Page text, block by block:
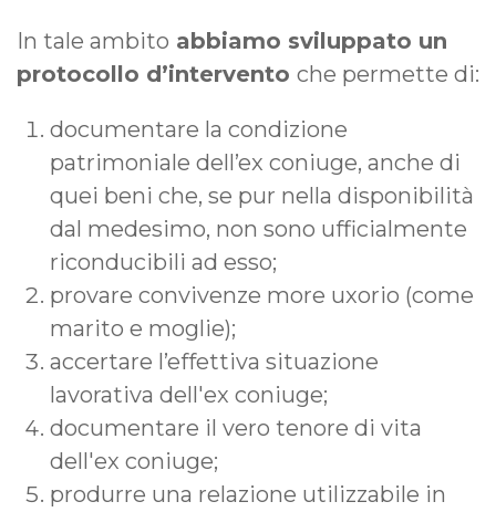
In tale ambito abbiamo sviluppato un
protocollo d’intervento che permette di:
documentare la condizione
patrimoniale dell’ex coniuge, anche di
quei beni che, se pur nella disponibilità
dal medesimo, non sono ufficialmente
riconducibili ad esso;
provare convivenze more uxorio (come
marito e moglie);
accertare l’effettiva situazione
lavorativa dell'ex coniuge;
documentare il vero tenore di vita
dell'ex coniuge;
produrre una relazione utilizzabile in